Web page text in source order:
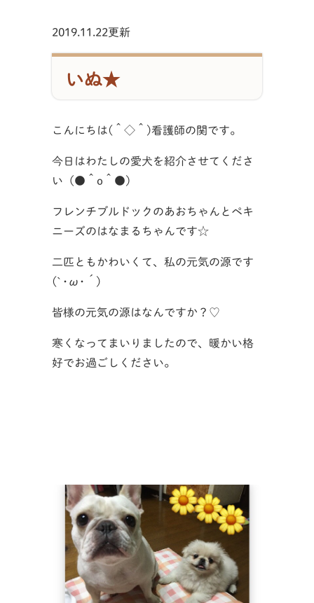
2019.11.22更新
いぬ★
こんにちは(＾◇＾)看護師の関です。
今日はわたしの愛犬を紹介させてくださ
い（●＾o＾●）
フレンチブルドックのあおちゃんとペキ
ニーズのはなまるちゃんです☆
二匹ともかわいくて、私の元気の源です
(`･ω･´)
皆様の元気の源はなんですか？♡
寒くなってまいりましたので、暖かい格
好でお過ごしください。